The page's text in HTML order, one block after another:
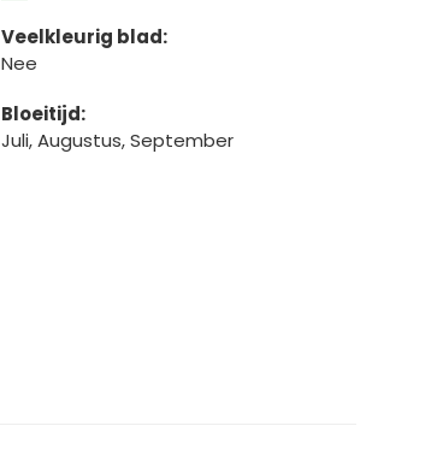
Veelkleurig blad:
Nee
Bloeitijd:
Juli, Augustus, September